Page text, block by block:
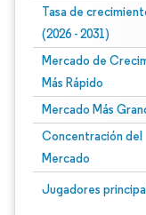
Tasa de
(2026 - 2031)
Mercado de
Más Rápido
Mercado Más
Concentración del
Mercado
Jugadores
Imagen © Mordor